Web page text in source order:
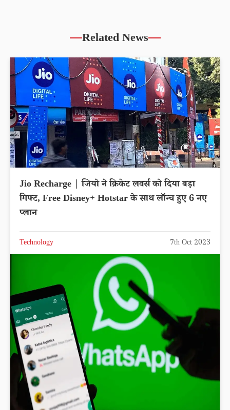
Related News
Jio Recharge | जियो ने क्रिकेट लवर्स को दिया बड़ा
गिफ्ट, Free Disney+ Hotstar के साथ लॉन्च हुए 6 नए
प्लान
Technology 7th Oct 2023